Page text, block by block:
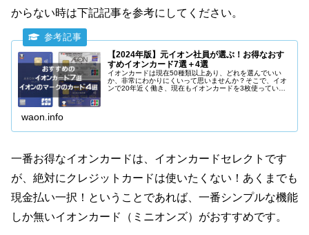
からない時は下記記事を参考にしてください。
【2024年版】元イオン社員が選ぶ！お得なおす
すめイオンカード7選＋4選
イオンカードは現在50種類以上あり、どれを選んでいい
か、非常にわかりにくいって思いませんか？そこで、イオ
ンで20年近く働き、現在もイオンカードを3枚使っている
waon.info
一番お得なイオンカードは、イオンカードセレクトです
が、絶対にクレジットカードは使いたくない！あくまでも
現金払い一択！ということであれば、一番シンプルな機能
しか無いイオンカード（ミニオンズ）がおすすめです。